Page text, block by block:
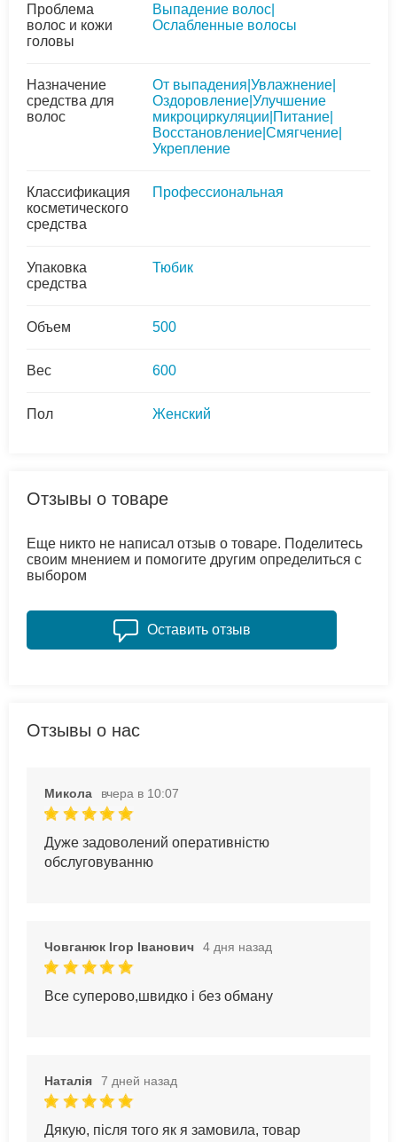
Проблема
волос и кожи
головы
Выпадение волос|
Ослабленные волосы
Назначение
средства для
волос
От выпадения|Увлажнение|
Оздоровление|Улучшение
микроциркуляции|Питание|
Восстановление|Смягчение|
Укрепление
Классификация
косметического
средства
Профессиональная
Упаковка
средства
Тюбик
Объем 500
Вес 600
Пол Женский
Отзывы о товаре
Еще никто не написал отзыв о товаре. Поделитесь
своим мнением и помогите другим определиться с
выбором
Оставить отзыв
Отзывы о нас
Микола вчера в 10:07
Дуже задоволений оперативністю
обслуговуванню
Човганюк Ігор Іванович 4 дня назад
Все суперово,швидко і без обману
Наталія 7 дней назад
Дякую, після того як я замовила, товар